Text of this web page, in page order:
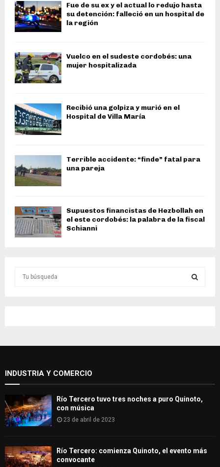
Fue de su ex y el actual lo redujo hasta
su detención: falleció en un hospital de
la región
Vuelco en el sudeste cordobés: una
mujer hospitalizada
Recibió una golpiza y murió en el
Hospital de Villa María
Terrible accidente: “finde” fatal para
una pareja
Supuestos financistas de Hezbollah en
el este cordobés: la palabra de la fiscal
Schianni
o
H
INDUSTRIA Y COMERCIO
Río Tercero tuvo tres noches a puro Quinoto,
con música
23 de abril de 2023
Río Tercero: comienza Quinoto, el evento más
convocante